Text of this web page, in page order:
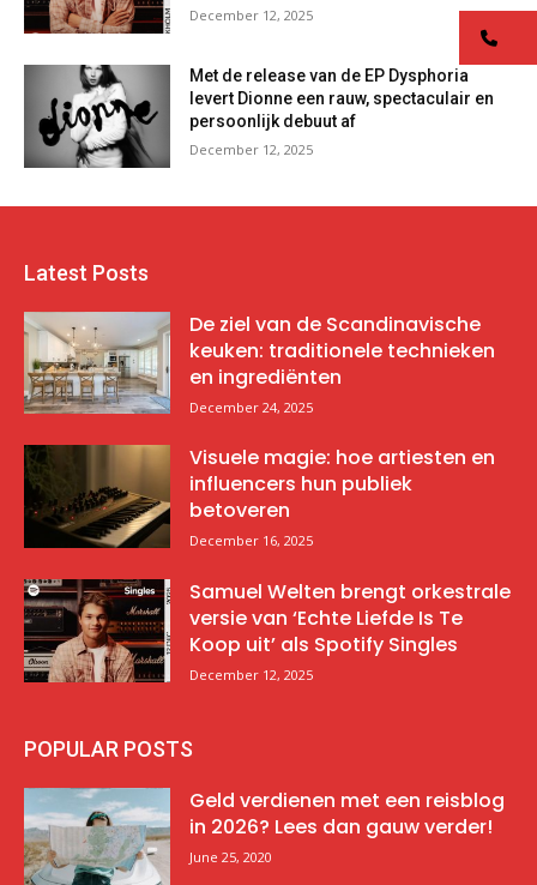
December 12, 2025
Met de release van de EP Dysphoria
levert Dionne een rauw, spectaculair en
persoonlijk debuut af
December 12, 2025
Latest Posts
De ziel van de Scandinavische
keuken: traditionele technieken
en ingrediënten
December 24, 2025
Visuele magie: hoe artiesten en
influencers hun publiek
betoveren
December 16, 2025
Samuel Welten brengt orkestrale
versie van ‘Echte Liefde Is Te
Koop uit’ als Spotify Singles
December 12, 2025
POPULAR POSTS
Geld verdienen met een reisblog
in 2026? Lees dan gauw verder!
June 25, 2020